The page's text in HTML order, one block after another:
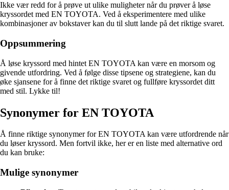
Ikke vær redd for å prøve ut ulike muligheter når du prøver å løse
kryssordet med EN TOYOTA. Ved å eksperimentere med ulike
kombinasjoner av bokstaver kan du til slutt lande på det riktige svaret.
Oppsummering
Å løse kryssord med hintet EN TOYOTA kan være en morsom og
givende utfordring. Ved å følge disse tipsene og strategiene, kan du
øke sjansene for å finne det riktige svaret og fullføre kryssordet ditt
med stil. Lykke til!
Synonymer for EN TOYOTA
Å finne riktige synonymer for EN TOYOTA kan være utfordrende når
du løser kryssord. Men fortvil ikke, her er en liste med alternative ord
du kan bruke:
Mulige synonymer